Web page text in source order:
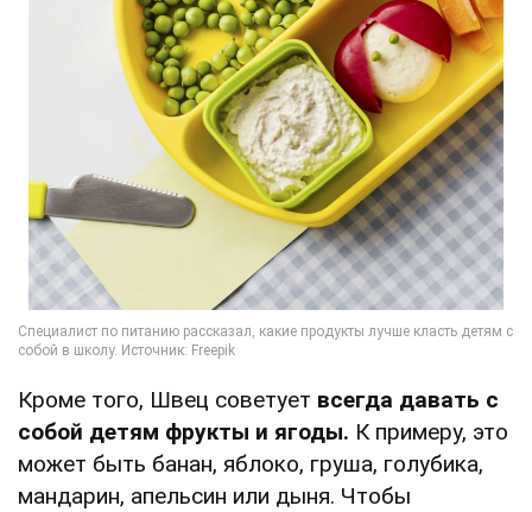
Кроме того, Швец советует всегда давать с
собой детям фрукты и ягоды. К примеру, это
может быть банан, яблоко, груша, голубика,
мандарин, апельсин или дыня. Чтобы